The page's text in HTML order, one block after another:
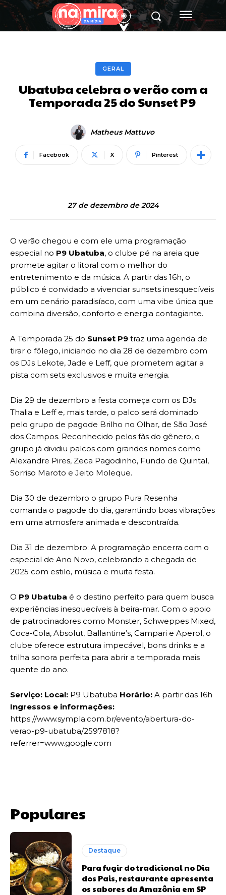
GERAL
Ubatuba celebra o verão com a
Temporada 25 do Sunset P9
Matheus Mattuvo
Facebook X Pinterest
27 de dezembro de 2024
O verão chegou e com ele uma programação
especial no P9 Ubatuba, o clube pé na areia que
promete agitar o litoral com o melhor do
entretenimento e da música. A partir das 16h, o
público é convidado a vivenciar sunsets inesquecíveis
em um cenário paradisíaco, com uma vibe única que
combina diversão, conforto e energia contagiante.
A Temporada 25 do Sunset P9 traz uma agenda de
tirar o fôlego, iniciando no dia 28 de dezembro com
os DJs Lekote, Jade e Leff, que prometem agitar a
pista com sets exclusivos e muita energia.
Dia 29 de dezembro a festa começa com os DJs
Thalia e Leff e, mais tarde, o palco será dominado
pelo grupo de pagode Brilho no Olhar, de São José
dos Campos. Reconhecido pelos fãs do gênero, o
grupo já dividiu palcos com grandes nomes como
Alexandre Pires, Zeca Pagodinho, Fundo de Quintal,
Sorriso Maroto e Jeito Moleque.
Dia 30 de dezembro o grupo Pura Resenha
comanda o pagode do dia, garantindo boas vibrações
em uma atmosfera animada e descontraída.
Dia 31 de dezembro: A programação encerra com o
especial de Ano Novo, celebrando a chegada de
2025 com estilo, música e muita festa.
O P9 Ubatuba é o destino perfeito para quem busca
experiências inesquecíveis à beira-mar. Com o apoio
de patrocinadores como Monster, Schweppes Mixed,
Coca-Cola, Absolut, Ballantine’s, Campari e Aperol, o
clube oferece estrutura impecável, bons drinks e a
trilha sonora perfeita para abrir a temporada mais
quente do ano.
Serviço: Local: P9 Ubatuba Horário: A partir das 16h
Ingressos e informações:
https://www.sympla.com.br/evento/abertura-do-
verao-p9-ubatuba/2597818?
referrer=www.google.com
Populares
Destaque
Para fugir do tradicional no Dia
dos Pais, restaurante apresenta
os sabores da Amazônia em SP